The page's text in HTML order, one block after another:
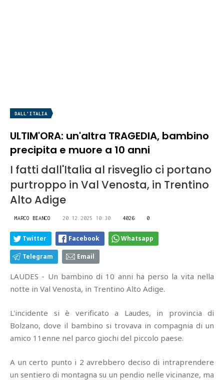
DALL'ITALIA
ULTIM'ORA: un'altra TRAGEDIA, bambino
precipita e muore a 10 anni
I fatti dall'Italia al risveglio ci portano
purtroppo in Val Venosta, in Trentino
Alto Adige
MARCO BIANCO 20.12.2025 10:30 4026 0
Twitter Facebook Whatsapp
Telegram Email
LAUDES - Un bambino di 10 anni ha perso la vita nella
notte in Val Venosta, in Trentino Alto Adige.
L'incidente si è verificato a Laudes, in provincia di
Bolzano, dove il bambino si trovava in compagnia di un
amico 11enne nel parco giochi del piccolo paese.
A un certo punto i 2 avrebbero deciso di intraprendere
un sentiero di montagna su un pendio nelle vicinanze, ma